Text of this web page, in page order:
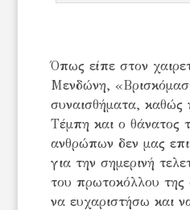
Όπως είπε στον
Μενδώνη,
συναισθήματα, καθώς
Τέμπη και ο θάνατος
ανθρώπων δεν μας
για την σημερινή
του πρωτοκόλλου
να ευχαριστήσω και